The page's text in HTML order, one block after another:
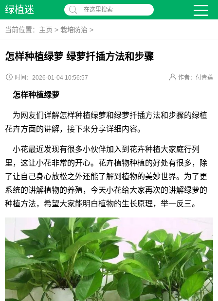
绿植迷 在这里搜索
当前位置： 主页 > 栽培防治 >
怎样种植绿萝 绿萝扦插方法和步骤
时间：2026-01-04 10:56:57 作者：付青莲
怎样种植绿萝
为网友们详解怎样种植绿萝和绿萝扦插方法和步骤的绿植
花卉方面的讲解，接下来分享详细内容。
小花最近发现有很多小伙伴加入到花卉种植大家庭行列
里，这让小花非常的开心。花卉植物种植的好处有很多，除
了让自己身心放松之外还能了解到植物的美妙世界。为了更
系统的讲解植物的养殖，今天小花给大家再次的讲解绿萝的
种植方法，希望大家能明白植物的生长原理，举一反三。